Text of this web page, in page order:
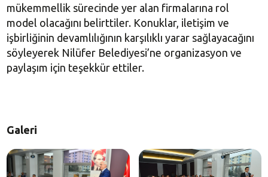
mükemmellik sürecinde yer alan firmalarına rol
model olacağını belirttiler. Konuklar, iletişim ve
işbirliğinin devamlılığının karşılıklı yarar sağlayacağını
söyleyerek Nilüfer Belediyesi’ne organizasyon ve
paylaşım için teşekkür ettiler.
Galeri